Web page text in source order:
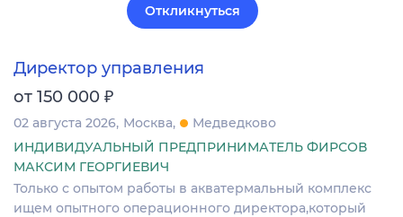
Откликнуться
Директор управления
от 150 000 ₽
02 августа 2026 Москва
Медведково
ИНДИВИДУАЛЬНЫЙ ПРЕДПРИНИМАТЕЛЬ ФИРСОВ
МАКСИМ ГЕОРГИЕВИЧ
Только с опытом работы в акватермальный комплекс
ищем опытного операционного директора,который